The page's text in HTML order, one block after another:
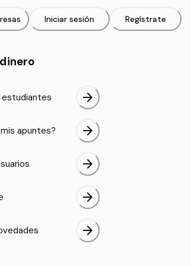
estudiantes arrow_forward
apuntes? arrow_forward
arrow_forward
arrow_forward
arrow_forward
Iniciar sesión Regístrate